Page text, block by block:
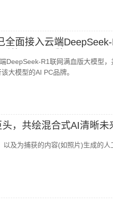
面接入云端DeepSeek-
DeepSeek-R1联网满血版大模型
大模型的AI PC品牌。
，共绘混合式AI清晰未
及为捕获的内容(如照片)生成的人